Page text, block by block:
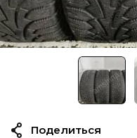
Поделиться